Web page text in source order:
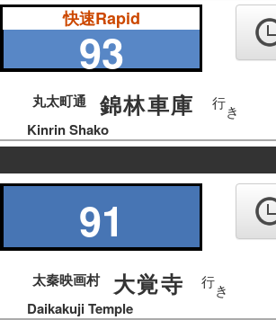
快速Rapid
93
丸太町通 錦林車庫 行き
Kinrin Shako
の
91
太秦映画村 大覚寺 行き
Daikakuji Temple